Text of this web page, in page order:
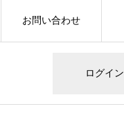
ログイン
お問い合わせ